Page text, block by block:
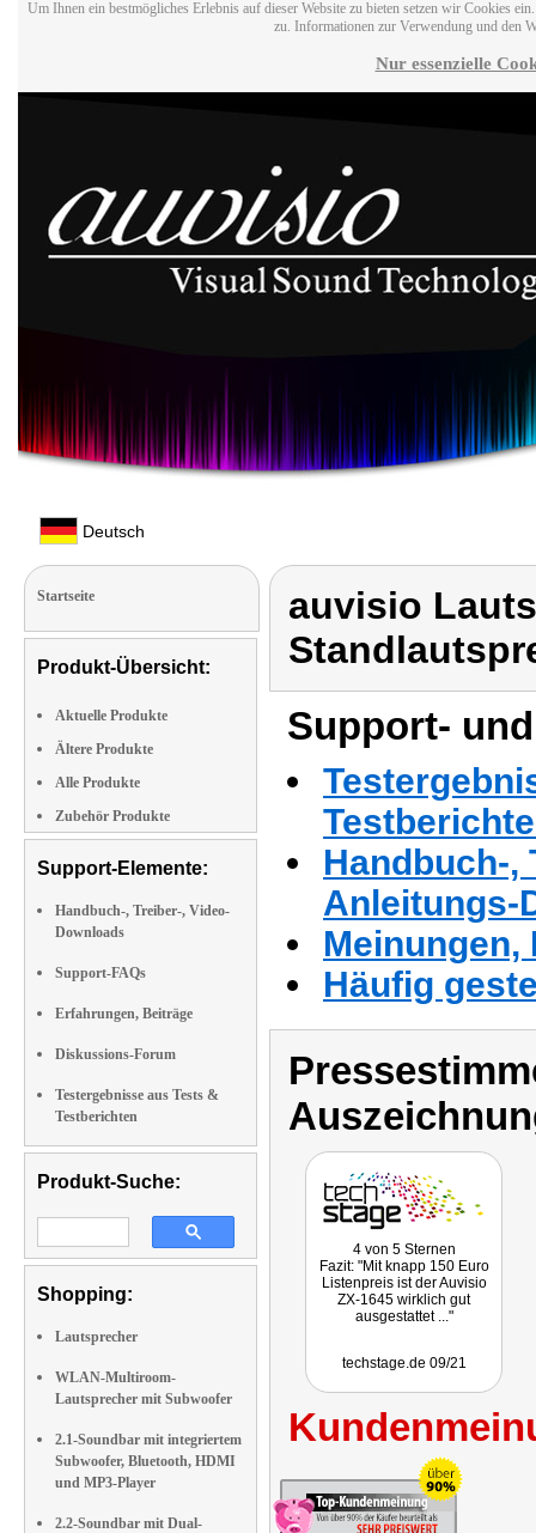
Um Ihnen ein bestmögliches Erlebnis auf dieser Website zu bieten setzen wir Cookies
zu. Informationen zur Verwendung und den
Nur essenzielle
Deutsch
Startseite
Produkt-Übersicht:
Aktuelle Produkte
Ältere Produkte
Alle Produkte
Zubehör Produkte
Support-Elemente:
Handbuch-, Treiber-, Video-
Downloads
Support-FAQs
Erfahrungen, Beiträge
Diskussions-Forum
Testergebnisse aus Tests &
Testberichten
Produkt-Suche:
Shopping:
Lautsprecher
WLAN-Multiroom-
Lautsprecher mit Subwoofer
2.1-Soundbar mit integriertem
Subwoofer, Bluetooth, HDMI
und MP3-Player
2.2-Soundbar mit Dual-
auvisio
Support-
Handbuch-,
Anleitungs-
Häufig
4 von 5 Sternen
Fazit: "Mit knapp 150 Euro
Listenpreis ist der Auvisio
ZX-1645 wirklich gut
ausgestattet ..."
techstage.de 09/21